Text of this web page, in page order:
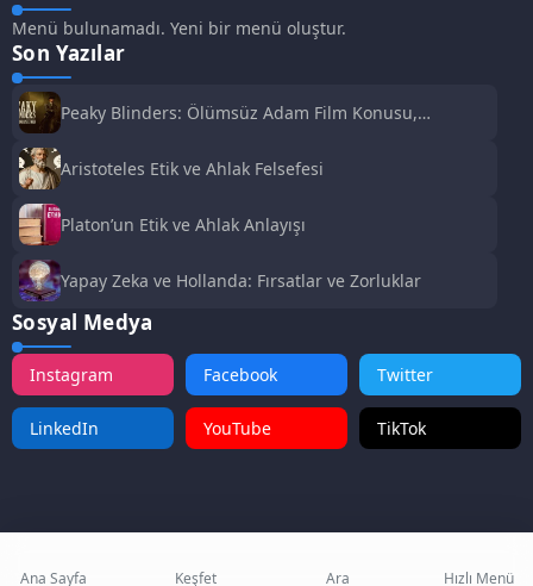
Menü bulunamadı. Yeni bir menü oluştur.
Son Yazılar
Peaky Blinders: Ölümsüz Adam Film Konusu,
Aristoteles Etik ve Ahlak Felsefesi
Platon’un Etik ve Ahlak Anlayışı
Yapay Zeka ve Hollanda: Fırsatlar ve Zorluklar
Sosyal Medya
Instagram Facebook Twitter
LinkedIn YouTube TikTok
Ana Sayfa Keşfet Ara Hızlı Menü